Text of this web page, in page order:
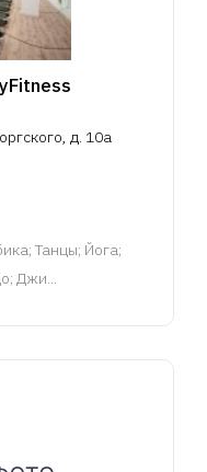
д. 10а
Танцы; Йога;
Джи...